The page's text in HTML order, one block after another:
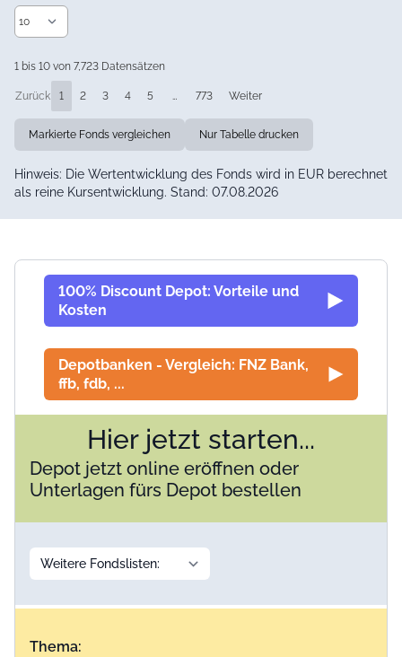
1 bis 10 von 7,723 Datensätzen
Zurück 1 2 3 4 5 … 773 Weiter
Markierte Fonds vergleichen Nur Tabelle drucken
Hinweis: Die Wertentwicklung des Fonds wird in EUR berechnet
als reine Kursentwicklung. Stand: 07.08.2026
100% Discount Depot: Vorteile und
Kosten
Depotbanken - Vergleich: FNZ Bank,
ffb, fdb, ...
Hier jetzt starten...
Depot jetzt online eröffnen oder
Unterlagen fürs Depot bestellen
Thema: